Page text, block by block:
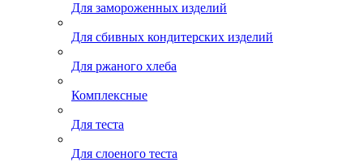
Для замороженных изделий
Для сбивных кондитерских изделий
Для ржаного хлеба
Комплексные
Для теста
Для слоеного теста